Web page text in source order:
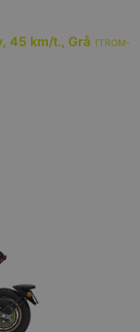
45 km/t., Grå (TROM-